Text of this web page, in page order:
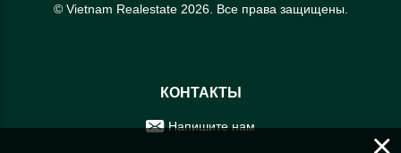
© Vietnam Realestate 2026. Все права защищены.
КОНТАКТЫ
Напишите нам